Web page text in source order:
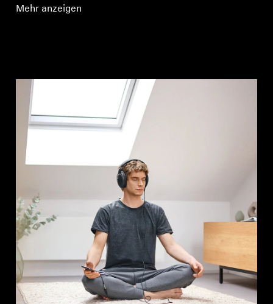
Mehr anzeigen